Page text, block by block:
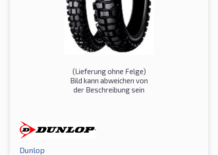
(Lieferung ohne Felge)
Bild kann abweichen von
der Beschreibung sein
Dunlop